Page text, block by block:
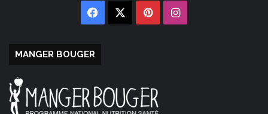
Facebook PinterestInstagram
MANGER BOUGER